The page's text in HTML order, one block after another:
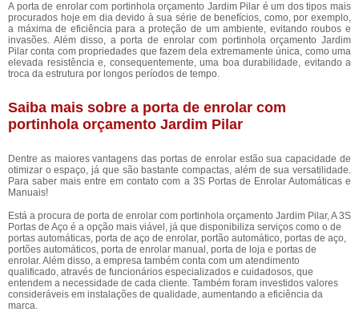
A porta de enrolar com portinhola orçamento Jardim Pilar é um dos tipos mais
procurados hoje em dia devido à sua série de benefícios, como, por exemplo,
a máxima de eficiência para a proteção de um ambiente, evitando roubos e
invasões. Além disso, a porta de enrolar com portinhola orçamento Jardim
Pilar conta com propriedades que fazem dela extremamente única, como uma
elevada resistência e, consequentemente, uma boa durabilidade, evitando a
troca da estrutura por longos períodos de tempo.
Saiba mais sobre a porta de enrolar com
portinhola orçamento Jardim Pilar
Dentre as maiores vantagens das portas de enrolar estão sua capacidade de
otimizar o espaço, já que são bastante compactas, além de sua versatilidade.
Para saber mais entre em contato com a 3S Portas de Enrolar Automáticas e
Manuais!
Está a procura de porta de enrolar com portinhola orçamento Jardim Pilar, A 3S
Portas de Aço é a opção mais viável, já que disponibiliza serviços como o de
portas automáticas, porta de aço de enrolar, portão automático, portas de aço,
portões automáticos, porta de enrolar manual, porta de loja e portas de
enrolar. Além disso, a empresa também conta com um atendimento
qualificado, através de funcionários especializados e cuidadosos, que
entendem a necessidade de cada cliente. Também foram investidos valores
consideráveis em instalações de qualidade, aumentando a eficiência da
marca.